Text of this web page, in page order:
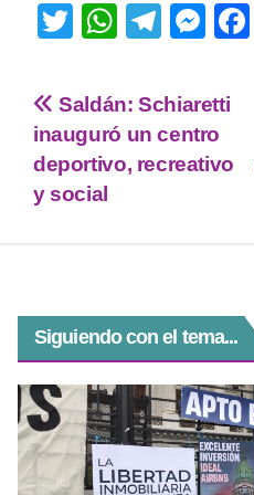
T
tt
er
W
at
s
A
T
e
gr
a
M
ss
e
n
Saldán: Schiaretti
inauguró un centro
deportivo, recreativo
y social
Siguiendo con el tema...